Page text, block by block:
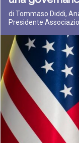
di Tommaso Diddi,
Presidente